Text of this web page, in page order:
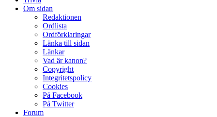
Om sidan
Redaktionen
Ordlista
Ordförklaringar
Länka till sidan
Länkar
Vad är kanon?
Copyright
Integritetspolicy
Cookies
På Facebook
På Twitter
Forum